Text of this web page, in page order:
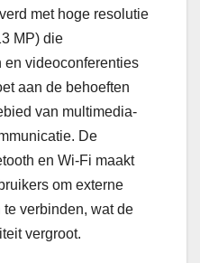
met hoge resolutie
MP) die
en videoconferenties
aan de behoeften
van multimedia-
De
en Wi-Fi maakt
om externe
verbinden, wat de
vergroot.